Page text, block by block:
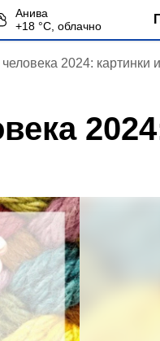
Анива
+18 °С, облачно
2024: картинки и